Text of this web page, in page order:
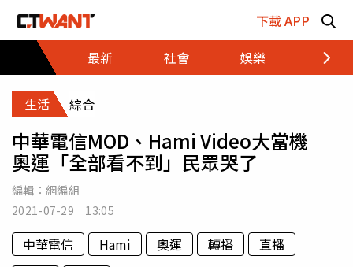
下載 APP
最新
社會 娛樂 財經
生活 綜合
中華電信MOD、Hami Video大當機
奧運「全部看不到」民眾哭了
編輯： 網編組
2021-07-29 13:05
中華電信 Hami 奧運 轉播
直播